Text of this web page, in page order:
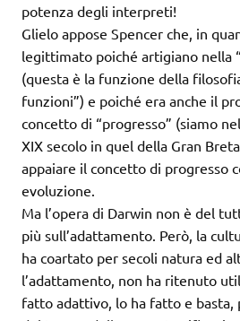
potenza degli interpreti!
Glielo appose Spencer che, in
legittimato poiché artigiano nella
(questa è la funzione della
funzioni”) e poiché era anche il
concetto di “progresso” (siamo
XIX secolo in quel della Gran
appaiare il concetto di progresso
evoluzione.
Ma l’opera di Darwin non è del
più sull’adattamento. Però, la
ha coartato per secoli natura ed
l’adattamento, non ha ritenuto
fatto adattivo, lo ha fatto e basta,